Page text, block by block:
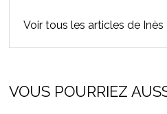
Voir tous les articles de
VOUS POURRIEZ